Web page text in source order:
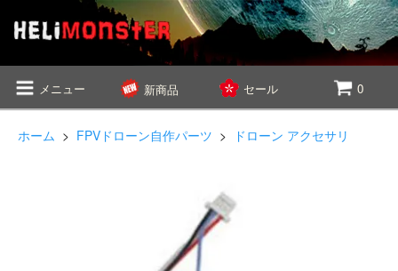
メニュー 新商品 セール 0
ホーム > FPVドローン自作パーツ > ドローン アクセサリ